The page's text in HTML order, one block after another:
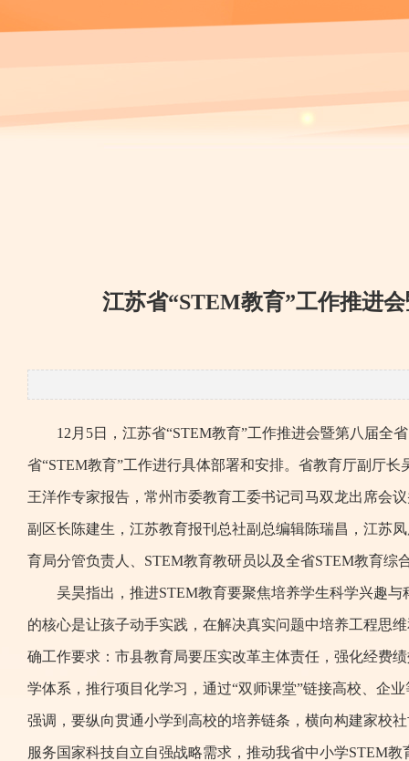
江苏省“STEM教育”工作推进
12月5日，江苏省“STEM教育”工作推进会暨第八届
省“STEM教育”工作进行具体部署和安排。省教育厅副厅
王洋作专家报告，常州市委教育工委书记司马双龙出席会
副区长陈建生，江苏教育报刊总社副总编辑陈瑞昌，江苏
育局分管负责人、STEM教育教研员以及全省STEM教育
吴昊指出，推进STEM教育要聚焦培养学生科学兴趣
的核心是让孩子动手实践，在解决真实问题中培养工程思
确工作要求：市县教育局要压实改革主体责任，强化经费
学体系，推行项目化学习，通过“双师课堂”链接高校、企
强调，要纵向贯通小学到高校的培养链条，横向构建家校
服务国家科技自立自强战略需求，推动我省中小学STEM教